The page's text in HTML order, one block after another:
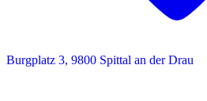
Burgplatz 3, 9800 Spittal an der Drau